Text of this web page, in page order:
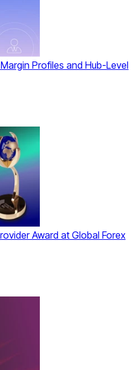
Profiles and Hub-Level
Award at Global Forex